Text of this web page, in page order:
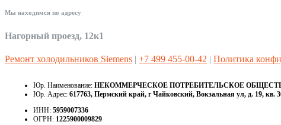
Мы находимся по адресу
Нагорный проезд, 12к1
Ремонт холодильников Siemens | +7 499 455-00-42 | Политика
Юр. Наименование: НЕКОММЕРЧЕСКОЕ ПОТРЕБИТЕЛЬСКОЕ
Юр. Адрес: 617763, Пермский край, г Чайковский, Вокзальная ул, д. 19, кв.
ИНН: 5959007336
ОГРН: 1225900009829